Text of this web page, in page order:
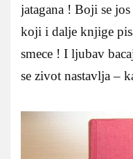
jatagana ! Boji se
koji i dalje knjige
smece ! I ljubav
se zivot nastavlja –